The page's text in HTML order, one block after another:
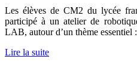
Les élèves de CM2 du lycée
participé à un atelier de
LAB, autour d’un thème essentiel
Lire la suite